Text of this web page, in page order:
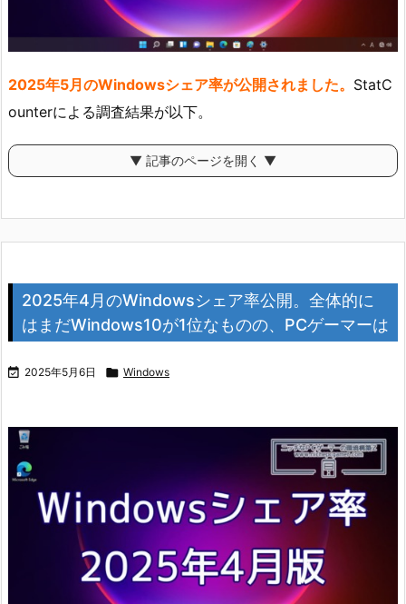
2025年5月のWindowsシェア率が公開されました。 StatC
ounterによる調査結果が以下。
▼ 記事のページを開く ▼
2025年4月のWindowsシェア率公開。全体的に
はまだWindows10が1位なものの、PCゲーマーは
 2025年5月6日  Windows